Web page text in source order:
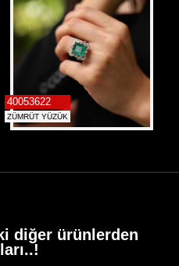
40053622
ZÜMRÜT YÜZÜK
diğer ürünlerden